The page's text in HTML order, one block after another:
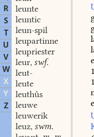
R
S
T
U
V
W
X
Y
Z
leunte
leuntic
leun-spil
leupartinne
leupriester
leur, swf.
leut-
leute
leuthûs
leuwe
leuwerik
leuz, swm.